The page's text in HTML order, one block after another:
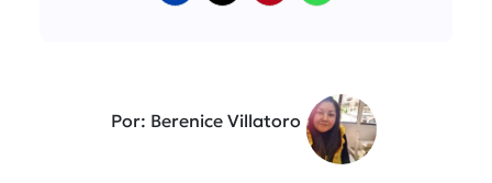
Por: Berenice Villatoro